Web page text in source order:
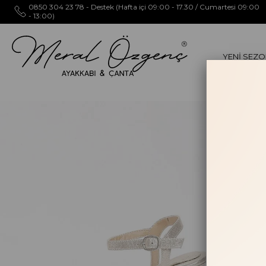
0850 304 23 78 - Destek (Hafta içi 09:00 - 17.30 / Cumartesi 09:00
- 13:00)
YENİ